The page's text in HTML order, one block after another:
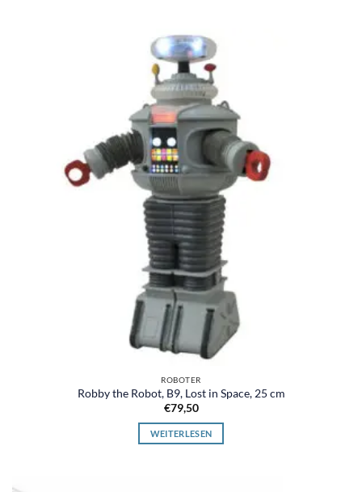
ROBOTER
Robby the Robot, B9, Lost in Space, 25 cm
€79,50
WEITERLESEN